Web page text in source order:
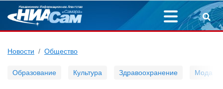
Новости Общество
Образование Культура Здравоохранение Мода